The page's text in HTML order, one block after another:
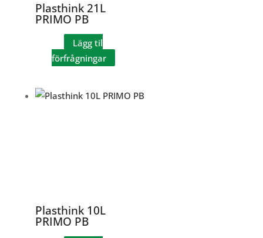
Plasthink 21L
PRIMO PB
Lägg til
förfrågningar
Plasthink 10L
PRIMO PB